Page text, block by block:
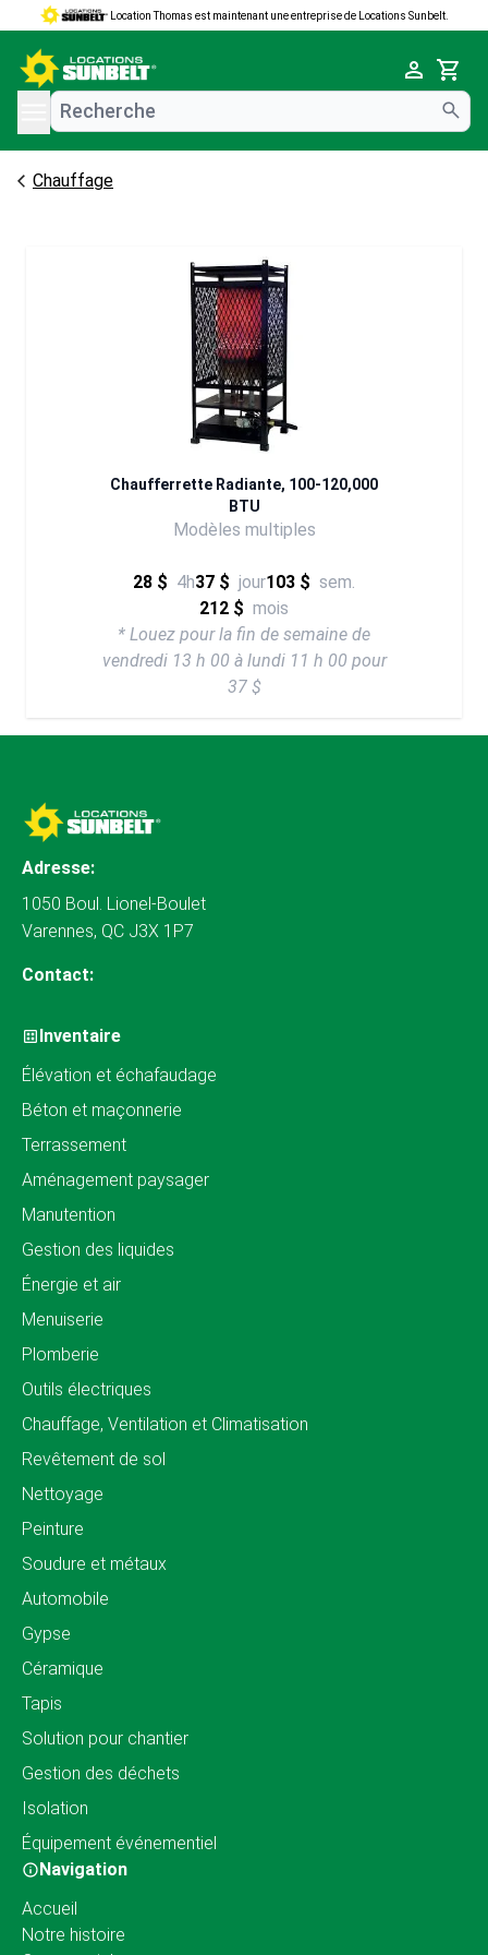
Location Thomas est maintenant une entreprise de Locations Sunbelt.
Cart
menu
Chauffage
Chaufferrette Radiante, 100-120,000
BTU
Modèles multiples
28 $ 4h37 $ jour103 $ sem.
212 $ mois
* Louez pour la fin de semaine de
vendredi 13 h 00 à lundi 11 h 00 pour
37 $
Adresse:
1050 Boul. Lionel-Boulet
Varennes, QC J3X 1P7
Contact:
Inventaire
Élévation et échafaudage
Béton et maçonnerie
Terrassement
Aménagement paysager
Manutention
Gestion des liquides
Énergie et air
Menuiserie
Plomberie
Outils électriques
Chauffage, Ventilation et Climatisation
Revêtement de sol
Nettoyage
Peinture
Soudure et métaux
Automobile
Gypse
Céramique
Tapis
Solution pour chantier
Gestion des déchets
Isolation
Équipement événementiel
Navigation
Accueil
Notre histoire